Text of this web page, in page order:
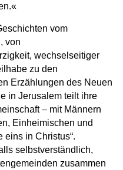
vom
von
wechselseitiger
zu den
Erzählungen des Neuen
in Jerusalem teilt ihre
– mit Männern
Einheimischen und
eins in Christus“.
selbstverständlich,
zusammen